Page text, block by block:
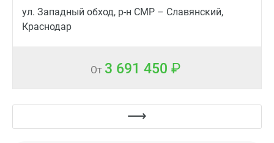
ул. Западный обход, р-н СМР – Славянский,
Краснодар
От 3 691 450